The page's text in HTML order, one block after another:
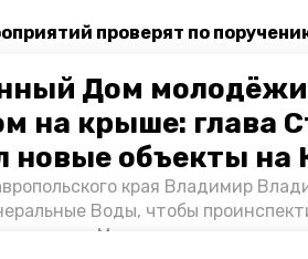
Дом молодёжи
на крыше: глава
новые объекты на
края Владимир
Воды, чтобы
и Минводах, а также
проверят по
главам территорий
продукция